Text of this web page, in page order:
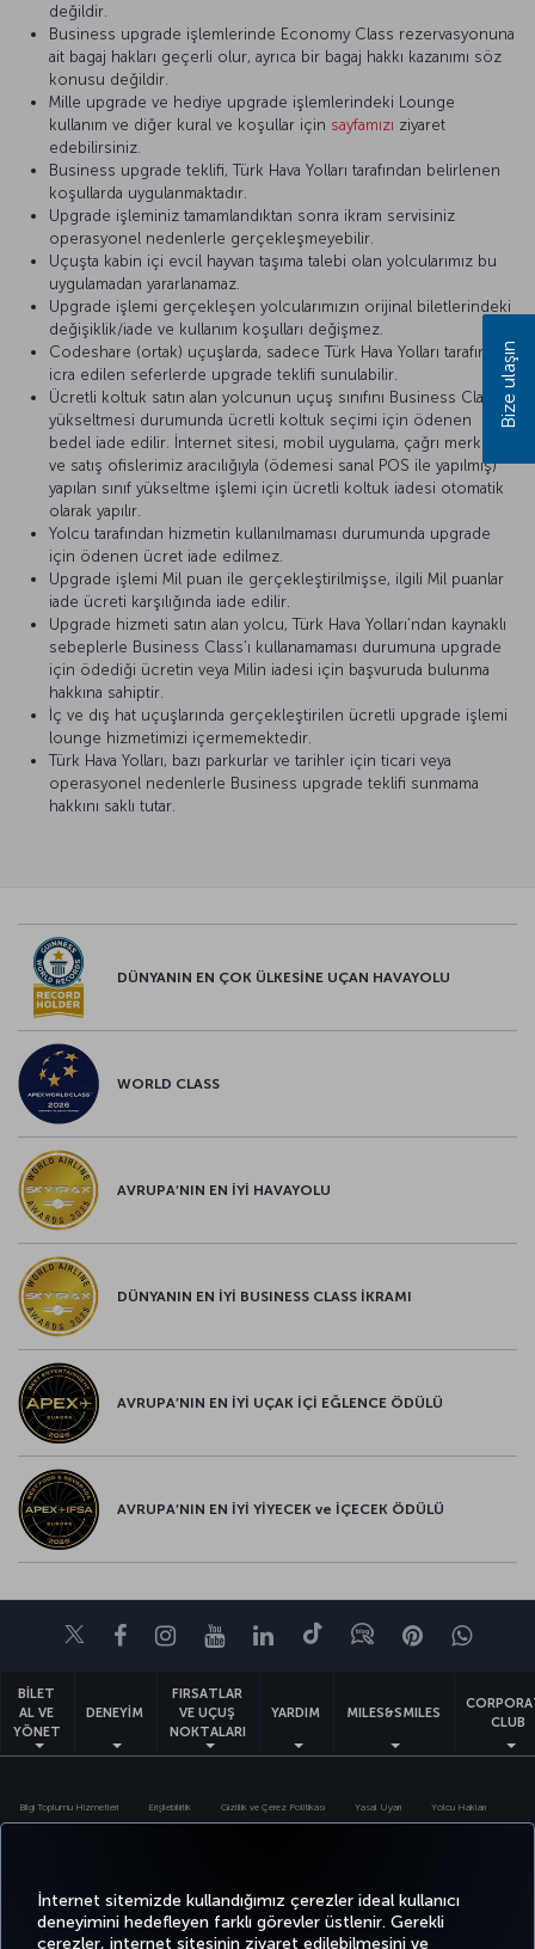
İnternet sitemizde kullandığımız çerezler ideal kullanıcı
deneyimini hedefleyen farklı görevler üstlenir. Gerekli
çerezler, internet sitesinin ziyaret edilebilmesini ve
değildir.
Business upgrade işlemlerinde Economy Class rezervasyonuna
ait bagaj hakları geçerli olur, ayrıca bir bagaj hakkı kazanımı söz
konusu değildir.
Mille upgrade ve hediye upgrade işlemlerindeki Lounge
kullanım ve diğer kural ve koşullar için sayfamızı ziyaret
edebilirsiniz.
Business upgrade teklifi, Türk Hava Yolları tarafından belirlenen
koşullarda uygulanmaktadır.
Upgrade işleminiz tamamlandıktan sonra ikram servisiniz
operasyonel nedenlerle gerçekleşmeyebilir.
Uçuşta kabin içi evcil hayvan taşıma talebi olan yolcularımız bu
uygulamadan yararlanamaz.
Upgrade işlemi gerçekleşen yolcularımızın orijinal biletlerindeki
değişiklik/iade ve kullanım koşulları değişmez.
Codeshare (ortak) uçuşlarda, sadece Türk Hava Yolları tarafından
icra edilen seferlerde upgrade teklifi sunulabilir.
Ücretli koltuk satın alan yolcunun uçuş sınıfını Business Class’a
yükseltmesi durumunda ücretli koltuk seçimi için ödenen
bedel iade edilir. İnternet sitesi, mobil uygulama, çağrı merkezi
ve satış ofislerimiz aracılığıyla (ödemesi sanal POS ile yapılmış)
yapılan sınıf yükseltme işlemi için ücretli koltuk iadesi otomatik
olarak yapılır.
Yolcu tarafından hizmetin kullanılmaması durumunda upgrade
için ödenen ücret iade edilmez.
Upgrade işlemi Mil puan ile gerçekleştirilmişse, ilgili Mil puanlar
iade ücreti karşılığında iade edilir.
Upgrade hizmeti satın alan yolcu, Türk Hava Yolları’ndan kaynaklı
sebeplerle Business Class’ı kullanamaması durumuna upgrade
için ödediği ücretin veya Milin iadesi için başvuruda bulunma
hakkına sahiptir.
İç ve dış hat uçuşlarında gerçekleştirilen ücretli upgrade işlemi
lounge hizmetimizi içermemektedir.
Türk Hava Yolları, bazı parkurlar ve tarihler için ticari veya
operasyonel nedenlerle Business upgrade teklifi sunmama
hakkını saklı tutar.
DÜNYANIN EN ÇOK ÜLKESİNE UÇAN HAVAYOLU
WORLD CLASS
AVRUPA’NIN EN İYİ HAVAYOLU
DÜNYANIN EN İYİ BUSINESS CLASS İKRAMI
AVRUPA’NIN EN İYİ UÇAK İÇİ EĞLENCE ÖDÜLÜ
AVRUPA’NIN EN İYİ YİYECEK ve İÇECEK ÖDÜLÜ
TwitterFacebookInstagram
YoutubeLinkedIn
TiktokBlogPinterest
BİLET
AL VE
YÖNET
DENEYİM
FIRSATLAR
VE UÇUŞ
NOKTALARI
YARDIM MILES&SMILES
CLUB
Bilgi Toplumu Hizmetleri Erişilebilirlik Gizlilik ve Çerez Politikası Yasal Uyarı Yolcu Hakları
Bize ulaşın